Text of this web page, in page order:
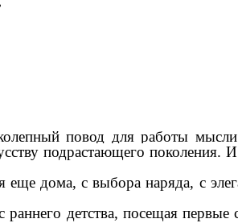
повод для работы
подрастающего поколения.
дома, с выбора наряда, с
детства, посещая первые